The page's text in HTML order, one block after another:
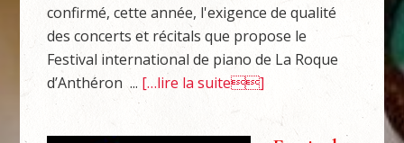
confirmé, cette année, l'exigence de qualité
des concerts et récitals que propose le
Festival international de piano de La Roque
d’Anthéron ... […lire la suite]